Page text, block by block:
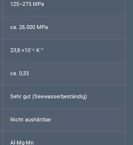
125–275 MPa
ca. 26.000 MPa
23,8 ×10⁻⁶ K⁻¹
ca. 0,33
Sehr gut (Seewasserbeständig)
Nicht aushärtbar
Al-Mg-Mn